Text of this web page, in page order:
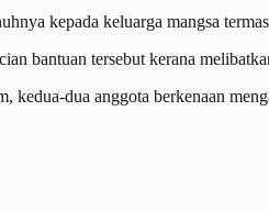
kepada keluarga mangsa
bantuan tersebut kerana
kedua-dua anggota berkenaan